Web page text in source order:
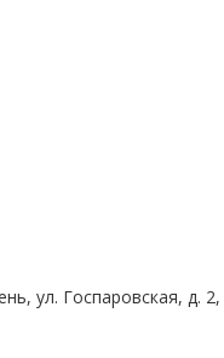
ул. Госпаровская, д. 2,